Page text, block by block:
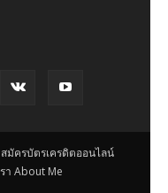
สมัครบัตรเครดิตออนไลน์
า About Me